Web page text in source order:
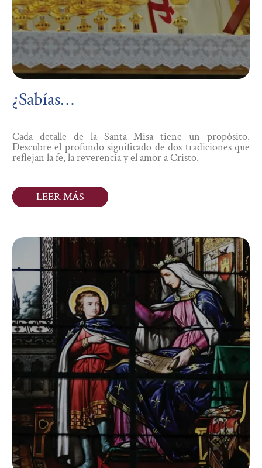
¿Sabías…
Cada detalle de la Santa Misa tiene un propósito.
Descubre el profundo significado de dos tradiciones que
reflejan la fe, la reverencia y el amor a Cristo.
LEER MÁS